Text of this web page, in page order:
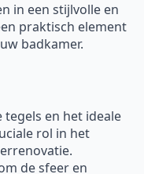
in een stijlvolle en
praktisch element
badkamer.
tegels en het ideale
rol in het
de sfeer en